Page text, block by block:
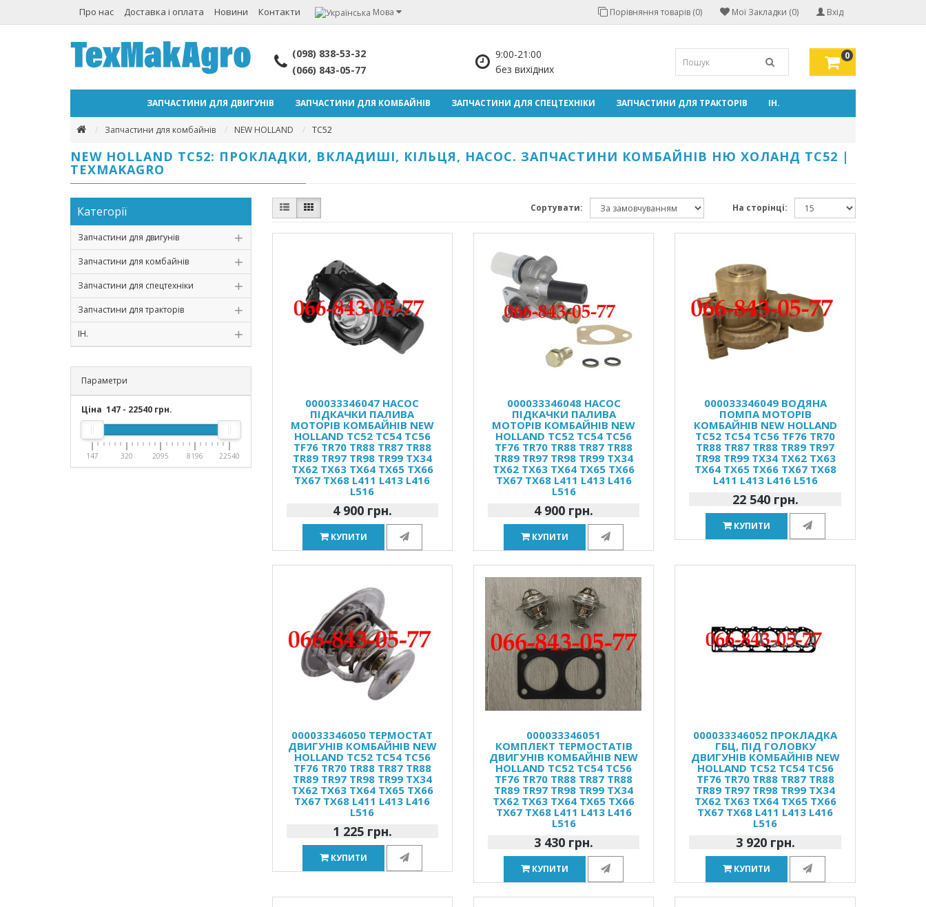
Про нас Доставка і оплата Новини Контакти Мова Вхід
Мої Закладки (0)
Порівняння товарів (0)
(098) 838-53-32
(066) 843-05-77
9:00-21:00
без вихідних
0
ЗАПЧАСТИНИ ДЛЯ ДВИГУНІВ ЗАПЧАСТИНИ ДЛЯ КОМБАЙНІВ ЗАПЧАСТИНИ ДЛЯ СПЕЦТЕХНІКИ ЗАПЧАСТИНИ ДЛЯ ТРАКТОРІВ ІН.
Запчастини для комбайнів NEW HOLLAND TC52
NEW HOLLAND TC52: ПРОКЛАДКИ, ВКЛАДИШІ, КІЛЬЦЯ, НАСОС. ЗАПЧАСТИНИ КОМБАЙНІВ НЮ ХОЛАНД ТС52 |
TEXMAKAGRO
Категорії
Запчастини для двигунів
Запчастини для комбайнів
Запчастини для спецтехніки
Запчастини для тракторів
ІН.
Параметри
Ціна 147 - 22540 грн.
147 320 2095 8196 22540
Сортувати: На сторінці:
000033346047 НАСОС
ПІДКАЧКИ ПАЛИВА
МОТОРІВ КОМБАЙНІВ NEW
HOLLAND TC52 TC54 TC56
TF76 TR70 TR88 TR87 TR88
TR89 TR97 TR98 TR99 TX34
TX62 TX63 TX64 TX65 TX66
TX67 TX68 L411 L413 L416
L516
4 900 грн.
КУПИТИ
000033346048 НАСОС
ПІДКАЧКИ ПАЛИВА
МОТОРІВ КОМБАЙНІВ NEW
HOLLAND TC52 TC54 TC56
TF76 TR70 TR88 TR87 TR88
TR89 TR97 TR98 TR99 TX34
TX62 TX63 TX64 TX65 TX66
TX67 TX68 L411 L413 L416
L516
4 900 грн.
КУПИТИ
000033346049 ВОДЯНА
ПОМПА МОТОРІВ
КОМБАЙНІВ NEW HOLLAND
TC52 TC54 TC56 TF76 TR70
TR88 TR87 TR88 TR89 TR97
TR98 TR99 TX34 TX62 TX63
TX64 TX65 TX66 TX67 TX68
L411 L413 L416 L516
22 540 грн.
КУПИТИ
000033346050 ТЕРМОСТАТ
ДВИГУНІВ КОМБАЙНІВ NEW
HOLLAND TC52 TC54 TC56
TF76 TR70 TR88 TR87 TR88
TR89 TR97 TR98 TR99 TX34
TX62 TX63 TX64 TX65 TX66
TX67 TX68 L411 L413 L416
L516
1 225 грн.
КУПИТИ
000033346051
КОМПЛЕКТ ТЕРМОСТАТІВ
ДВИГУНІВ КОМБАЙНІВ NEW
HOLLAND TC52 TC54 TC56
TF76 TR70 TR88 TR87 TR88
TR89 TR97 TR98 TR99 TX34
TX62 TX63 TX64 TX65 TX66
TX67 TX68 L411 L413 L416
L516
3 430 грн.
КУПИТИ
000033346052 ПРОКЛАДКА
ГБЦ, ПІД ГОЛОВКУ
ДВИГУНІВ КОМБАЙНІВ NEW
HOLLAND TC52 TC54 TC56
TF76 TR70 TR88 TR87 TR88
TR89 TR97 TR98 TR99 TX34
TX62 TX63 TX64 TX65 TX66
TX67 TX68 L411 L413 L416
L516
3 920 грн.
КУПИТИ